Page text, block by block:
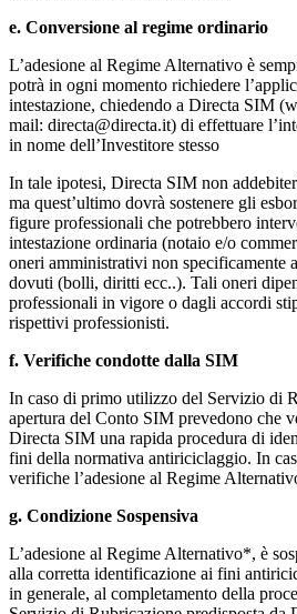
e. Conversione al regime ordinario
L’adesione al Regime Alternativo è
potrà in ogni momento richiedere
intestazione, chiedendo a Directa SIM
mail: directa@directa.it) di effettuare
in nome dell’Investitore stesso
In tale ipotesi, Directa SIM non
ma quest’ultimo dovrà sostenere gli
figure professionali che potrebbero
intestazione ordinaria (notaio e/o
oneri amministrativi non specificamente
dovuti (bolli, diritti ecc..). Tali oneri
professionali in vigore o dagli accordi
rispettivi professionisti.
f. Verifiche condotte dalla SIM
In caso di primo utilizzo del Servizio di
apertura del Conto SIM prevedono che
Directa SIM una rapida procedura di
fini della normativa antiriciclaggio. In
verifiche l’adesione al Regime
g. Condizione Sospensiva
L’adesione al Regime Alternativo*, è
alla corretta identificazione ai fini
in generale, al completamento della